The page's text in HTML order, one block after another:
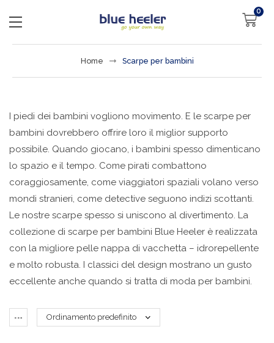
0
Home Scarpe per bambini
I piedi dei bambini vogliono movimento. E le scarpe per
bambini dovrebbero offrire loro il miglior supporto
possibile. Quando giocano, i bambini spesso dimenticano
lo spazio e il tempo. Come pirati combattono
coraggiosamente, come viaggiatori spaziali volano verso
mondi stranieri, come detective seguono indizi scottanti.
Le nostre scarpe spesso si uniscono al divertimento. La
collezione di scarpe per bambini Blue Heeler è realizzata
con la migliore pelle nappa di vacchetta – idrorepellente
e molto robusta. I classici del design mostrano un gusto
eccellente anche quando si tratta di moda per bambini.